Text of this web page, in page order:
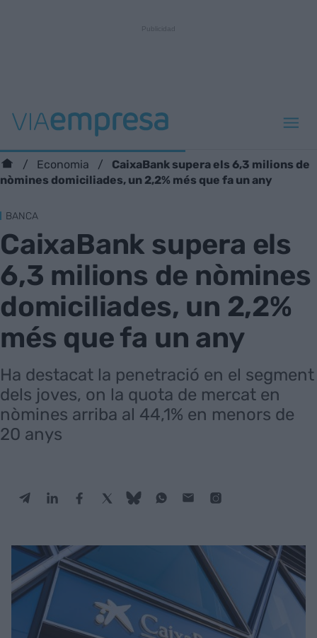
Economia
CaixaBank supera els 6,3 milions de
nòmines domiciliades, un 2,2% més que fa un any
BANCA
CaixaBank supera els
6,3 milions de nòmines
domiciliades, un 2,2%
més que fa un any
Ha destacat la penetració en el segment
dels joves, on la quota de mercat en
nòmines arriba al 44,1% en menors de
20 anys